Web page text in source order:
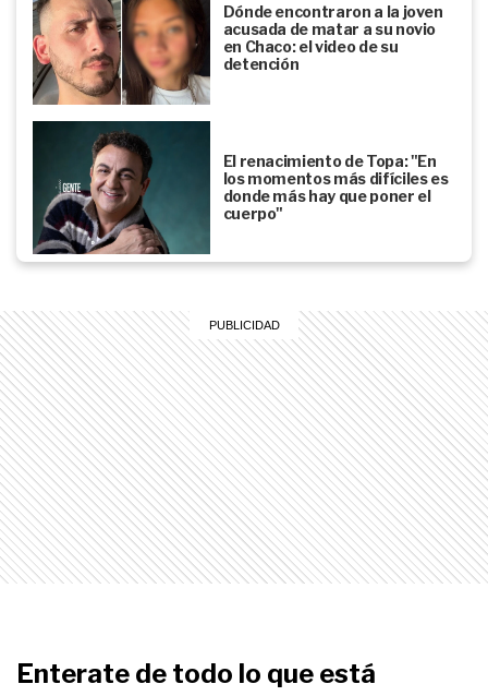
Dónde encontraron a la joven
acusada de matar a su novio
en Chaco: el video de su
detención
El renacimiento de Topa: "En
los momentos más difíciles es
donde más hay que poner el
cuerpo"
Enterate de todo lo que está